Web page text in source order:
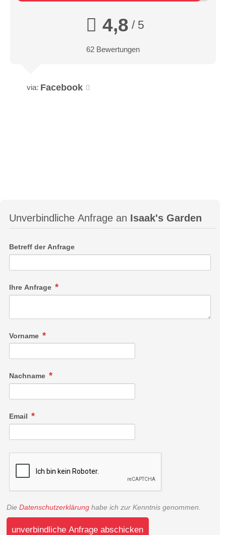
4,8 / 5
62 Bewertungen
via: Facebook
Unverbindliche Anfrage an Isaak's Garden
Betreff der Anfrage
Ihre Anfrage
Vorname
Nachname
Email
Die Datenschutzerklärung habe ich zur Kenntnis genommen.
unverbindliche Anfrage abschicken